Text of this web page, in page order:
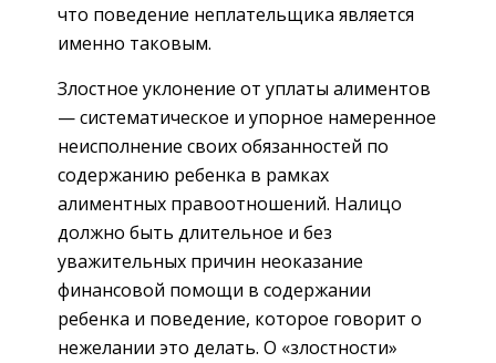
что поведение неплательщика является
именно таковым.
Злостное уклонение от уплаты алиментов
— систематическое и упорное намеренное
неисполнение своих обязанностей по
содержанию ребенка в рамках
алиментных правоотношений. Налицо
должно быть длительное и без
уважительных причин неоказание
финансовой помощи в содержании
ребенка и поведение, которое говорит о
нежелании это делать. О «злостности»